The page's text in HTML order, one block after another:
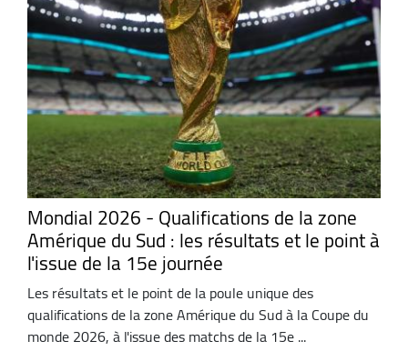
Mondial 2026 - Qualifications de la zone
Amérique du Sud : les résultats et le point à
l'issue de la 15e journée
Les résultats et le point de la poule unique des
qualifications de la zone Amérique du Sud à la Coupe du
monde 2026, à l'issue des matchs de la 15e ...